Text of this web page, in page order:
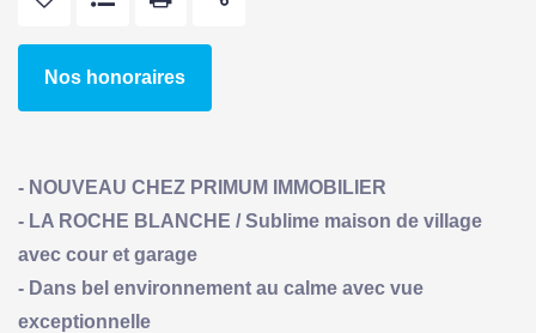
Nos honoraires
- NOUVEAU CHEZ PRIMUM IMMOBILIER
- LA ROCHE BLANCHE / Sublime maison de village
avec cour et garage
- Dans bel environnement au calme avec vue
exceptionnelle